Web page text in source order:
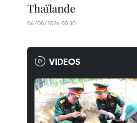
Thaïlande
06/08/2026 00:30
VIDEOS